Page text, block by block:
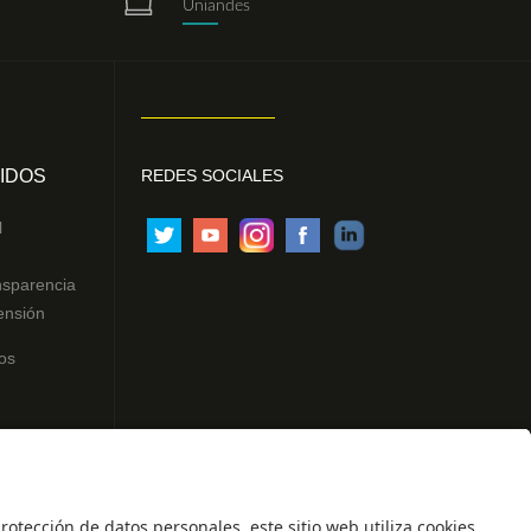
Uniandes
REDES SOCIALES